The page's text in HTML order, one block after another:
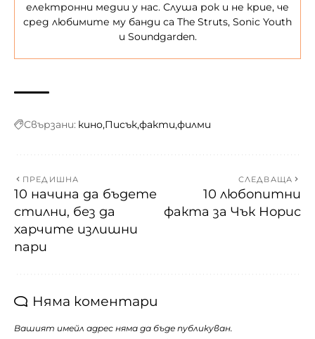
електронни медии у нас. Слуша рок и не крие, че
сред любимите му банди са The Struts, Sonic Youth
и Soundgarden.
Свързани: кино Писъкфакти филми
ПРЕДИШНА
10 начина да бъдете
стилни, без да
харчите излишни
пари
СЛЕДВАЩА
10 любопитни
факта за Чък Норис
Няма коментари
Вашият имейл адрес няма да бъде публикуван.